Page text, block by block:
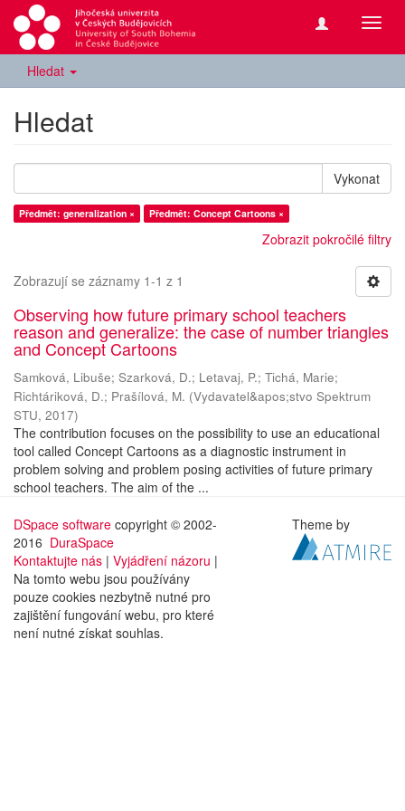
Hledat
Hledat
Vykonat
Předmět: generalization × Předmět: Concept Cartoons ×
Zobrazit pokročilé filtry
Zobrazují se záznamy 1-1 z 1
Observing how future primary school teachers
reason and generalize: the case of number triangles
and Concept Cartoons
Samková, Libuše; Szarková, D.; Letavaj, P.; Tichá, Marie;
Richtáriková, D.; Prašílová, M. (Vydavatel&apos;stvo Spektrum
STU, 2017)
The contribution focuses on the possibility to use an educational
tool called Concept Cartoons as a diagnostic instrument in
problem solving and problem posing activities of future primary
school teachers. The aim of the ...
DSpace software copyright © 2002-
2016 DuraSpace
Kontaktujte nás | Vyjádření názoru |
Na tomto webu jsou používány
pouze cookies nezbytně nutné pro
zajištění fungování webu, pro které
není nutné získat souhlas.
Theme by